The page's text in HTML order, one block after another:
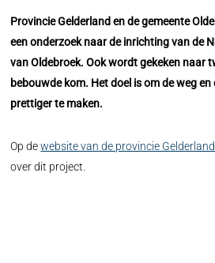
Provincie Gelderland en de gemeente
een onderzoek naar de inrichting van de
van Oldebroek. Ook wordt gekeken naar
bebouwde kom. Het doel is om de weg
prettiger te maken.
Op dewebsite van de provincie Gelderland
over dit project.